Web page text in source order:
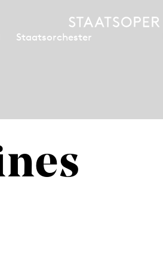
Staatsorchester